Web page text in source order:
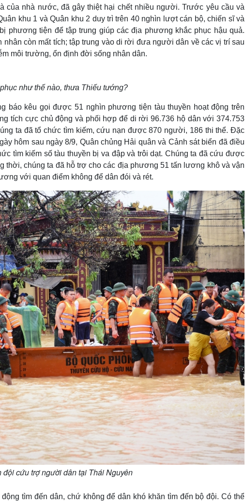
của nhà nước, đã gây thiệt hại chết nhiều người. Trước yêu cầu và
khu 1 và Quân khu 2 duy trì trên 40 nghìn lượt cán bộ, chiến sĩ và
phương tiện để tập trung giúp các địa phương khắc phục hậu quả.
nhân còn mất tích; tập trung vào di rời đưa người dân về các vị trí sau
môi trường, ổn định đời sống nhân dân.
như thế nào, thưa Thiếu tướng?
báo kêu gọi được 51 nghìn phương tiện tàu thuyền hoạt động trên
tích cực chủ động và phối hợp để di rời 96.736 hộ dân với 374.753
ta đã tổ chức tìm kiếm, cứu nạn được 870 người, 186 thi thể. Đặc
hôm sau ngày 8/9, Quân chủng Hải quân và Cảnh sát biển đã điều
tìm kiếm số tàu thuyền bị va đập và trôi dạt. Chúng ta đã cứu được
chúng ta đã hỗ trợ cho các địa phương 51 tấn lương khô và vận
với quan điểm không để dân đói và rét.
cứu trợ người dân tại Thái Nguyên
tìm đến dân, chứ không để dân khó khăn tìm đến bộ đội. Có thể